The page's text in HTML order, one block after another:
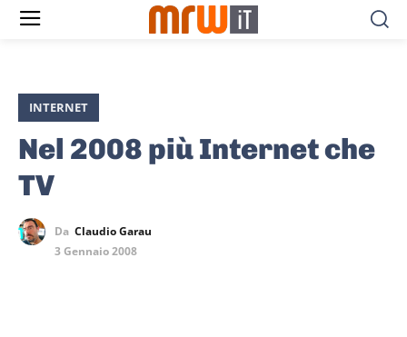
INTERNET
Nel 2008 più Internet che
TV
Da Claudio Garau
3 Gennaio 2008